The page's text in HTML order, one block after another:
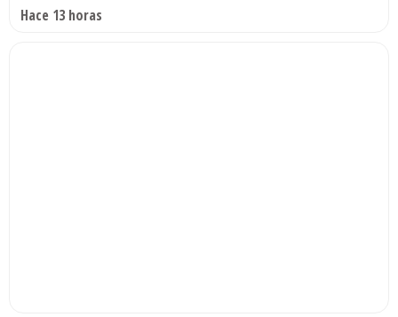
Hace 13 horas